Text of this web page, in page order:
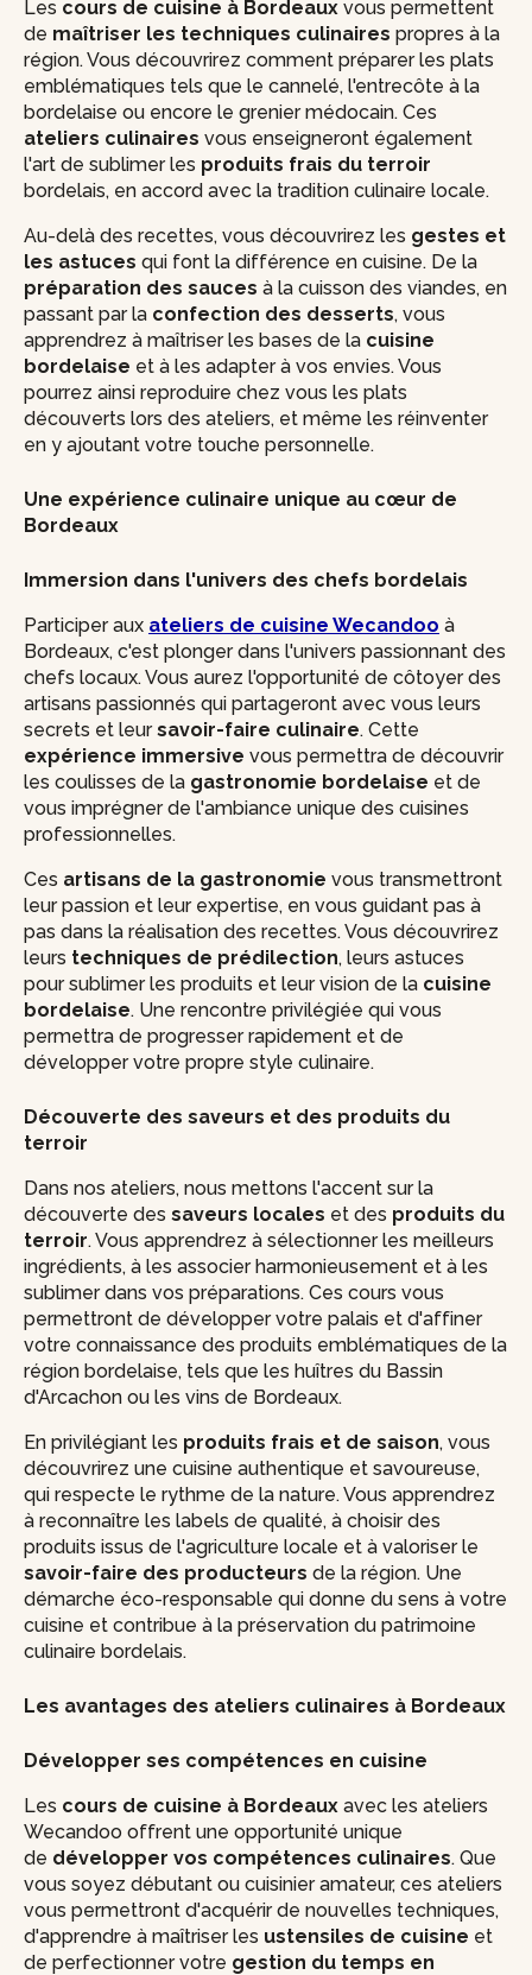
Les cours de cuisine à Bordeaux vous permettent
de maîtriser les techniques culinaires propres à la
région. Vous découvrirez comment préparer les plats
emblématiques tels que le cannelé, l'entrecôte à la
bordelaise ou encore le grenier médocain. Ces
ateliers culinaires vous enseigneront également
l'art de sublimer les produits frais du terroir
bordelais, en accord avec la tradition culinaire locale.
Au-delà des recettes, vous découvrirez les gestes et
les astuces qui font la différence en cuisine. De la
préparation des sauces à la cuisson des viandes, en
passant par la confection des desserts, vous
apprendrez à maîtriser les bases de la cuisine
bordelaise et à les adapter à vos envies. Vous
pourrez ainsi reproduire chez vous les plats
découverts lors des ateliers, et même les réinventer
en y ajoutant votre touche personnelle.
Une expérience culinaire unique au cœur de
Bordeaux
Immersion dans l'univers des chefs bordelais
Participer aux ateliers de cuisine Wecandoo à
Bordeaux, c'est plonger dans l'univers passionnant des
chefs locaux. Vous aurez l'opportunité de côtoyer des
artisans passionnés qui partageront avec vous leurs
secrets et leursavoir-faire culinaire. Cette
expérience immersive vous permettra de découvrir
les coulisses de la gastronomie bordelaise et de
vous imprégner de l'ambiance unique des cuisines
professionnelles.
Ces artisans de la gastronomie vous transmettront
leur passion et leur expertise, en vous guidant pas à
pas dans la réalisation des recettes. Vous découvrirez
leurs techniques de prédilection, leurs astuces
pour sublimer les produits et leur vision de la cuisine
bordelaise. Une rencontre privilégiée qui vous
permettra de progresser rapidement et de
développer votre propre style culinaire.
Découverte des saveurs et des produits du
terroir
Dans nos ateliers, nous mettons l'accent sur la
découverte des saveurs locales et des produits du
terroir. Vous apprendrez à sélectionner les meilleurs
ingrédients, à les associer harmonieusement et à les
sublimer dans vos préparations. Ces cours vous
permettront de développer votre palais et d'affiner
votre connaissance des produits emblématiques de la
région bordelaise, tels que les huîtres du Bassin
d'Arcachon ou les vins de Bordeaux.
En privilégiant les produits frais et de saison, vous
découvrirez une cuisine authentique et savoureuse,
qui respecte le rythme de la nature. Vous apprendrez
à reconnaître les labels de qualité, à choisir des
produits issus de l'agriculture locale et à valoriser le
savoir-faire des producteurs de la région. Une
démarche éco-responsable qui donne du sens à votre
cuisine et contribue à la préservation du patrimoine
culinaire bordelais.
Les avantages des ateliers culinaires à Bordeaux
Développer ses compétences en cuisine
Les cours de cuisine à Bordeaux avec les ateliers
Wecandoo offrent une opportunité unique
de développer vos compétences culinaires. Que
vous soyez débutant ou cuisinier amateur, ces ateliers
vous permettront d'acquérir de nouvelles techniques,
d'apprendre à maîtriser les ustensiles de cuisine et
de perfectionner votre gestion du temps en